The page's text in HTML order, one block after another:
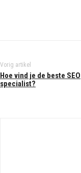
Vorig artikel
Hoe vind je de beste SEO
specialist?